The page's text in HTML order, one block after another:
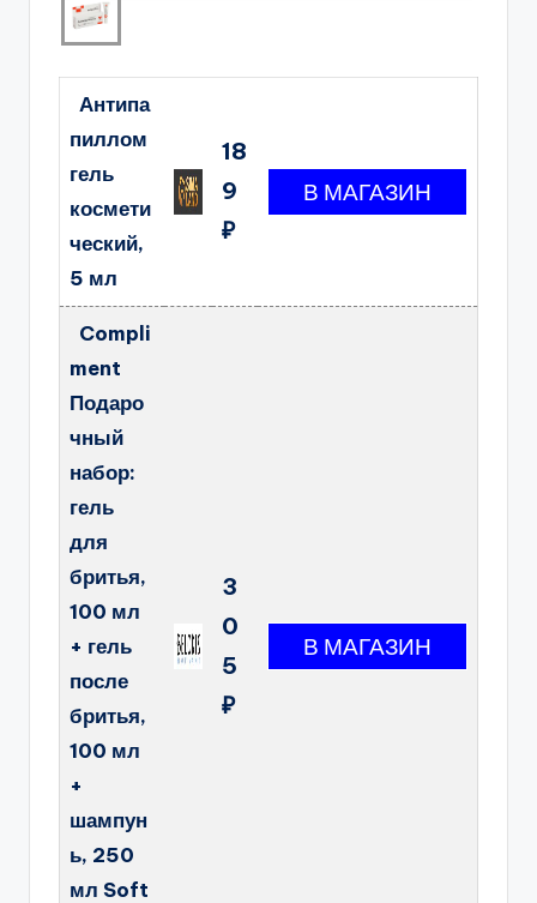
Антипа
пиллом
гель
космети
ческий,
5 мл
18
9
₽
Compli
ment
Подаро
чный
набор:
гель
для
бритья,
100 мл
+ гель
после
бритья,
100 мл
+
шампун
ь, 250
мл Soft
3
0
5
₽